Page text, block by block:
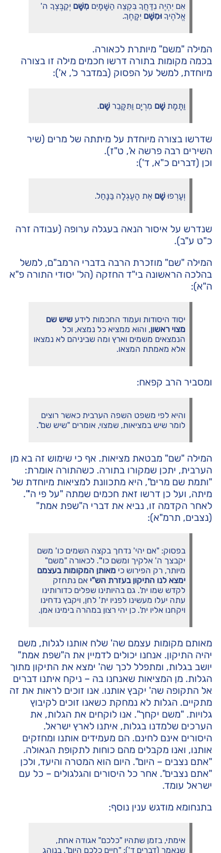
אִם יִהְיֶה נִדַּחֲךָ בִּקְצֵה הַשָּׁמָיִם מִשָּׁם יְקַבֶּצְךָ ה'
אֱלֹהֶיךָ וּמִשָּׁם יִקָּחֶךָ.
המילה "משם" מיותרת לכאורה.
בכמה מקומות בתורה דרשו חכמים מילה זו בצורה
מיוחדת, למשל על הפסוק (במדבר כ', א'):
וַתָּמָת שָׁם מִרְיָם וַתִּקָּבֵר שָׁם.
שדרשו בצורה מיוחדת על מיתתה של מרים (שיר
השירים רבה פרשה א', ט"ז).
וכן (דברים כ"א, ד'):
וְעָרְפוּשָׁם אֶת הָעֶגְלָה בַּנָּחַל.
שנדרש על איסור הנאה בעגלה ערופה (עבודה זרה
כ"ט ע"ב).
המילה "שם" מוזכרת הרבה בדברי הרמב"ם, למשל
בהלכה הראשונה בי"ד החזקה (הל' יסודי התורה פ"א
ה"א):
יסוד היסודות ועמוד החכמות לידע שיש שם
מצוי ראשון, והוא ממציא כל נמצא, וכל
הנמצאים משמים וארץ ומה שביניהם לא נמצאו
אלא מאמתת המצאו.
ומסביר הרב קפאח:
והיא לפי משפט השפה הערבית כאשר רוצים
לומר שיש במציאות, שמצוי, אומרים "שיש שם".
המילה "שם" מבטאת מציאות. אף כי שימוש זה בא מן
הערבית, יתכן שמקורו בתורה. כשהתורה אומרת:
"ותמת שם מרים", היא מתכוונת למציאות מיוחדת של
מיתה, ועל כן דרשו זאת חכמים שמתה "על פי ה'".
לאחר הקדמה זו, נביא את דברי ה"שפת אמת"
(נצבים, תרמ"א):
בפסוק: "אם יהי' נדחך בקצה השמים כו' משם
יקבצך ה' אלקיך ומשם כו'". לכאורה "משם"
מיותר, רק הפירוש כי מאותן המקומות בעצמם
ימצא לנו התיקון בעזרת הש"י אם נתחזק
לקדש שמו ית'. גם בהיותינו שפלים כדורותינו
עתה יעלו מעשינו לפניו ית' לחן, ויקבץ נדחינו
ויקחנו אליו ית'. כן יהי רצון במהרה בימינו אמן.
מאותם מקומות עצמם שה' שלח אותנו לגלות, משם
יהיה התיקון. אנחנו יכולים לדמיין את ה"שפת אמת"
יושב בגלות, ומתפלל לכך שה' ימצא את התיקון מתוך
הגלות. מן המציאות שאנחנו בה – ניקח איתנו דברים
אל התקופה שה' יקבץ אותנו. אנו זוכים לראות את זה
מתקיים. הגלות לא נמחקת כשאנו זוכים לקיבוץ
גלויות. "משם יקחך". אנו לוקחים את הגלות, את
הערכים שלמדנו בגלות, איתנו לארץ ישראל.
היסורים אינם לחינם. הם מעמידים אותנו ומחזקים
אותנו, ואנו מקבלים מהם כוחות לתקופת הגאולה.
"אתם נצבים – היום". היום הוא המטרה והיעד, ולכן
"אתם נצבים". אחר כל היסורים והגלגולים – כל עם
ישראל עומד.
בתנחומא מודגש ענין נוסף:
אימתי, בזמן שתהיו "כלכם" אגודה אחת,
שנאמר (דברים ד'): "חיים כלכם היום", בנוהג